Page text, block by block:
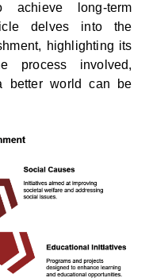
achieve long-term
delves into the
highlighting its
process involved,
better world can be